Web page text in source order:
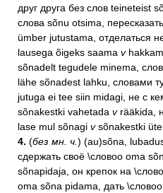
друг друга без слов teineteist
слова sõnu otsima,
ümber jutustama, отделаться
lausega õigeks saama v
sõnadelt tegudele minema,
lähe sõnadest lahku, словами
jutuga ei tee siin midagi, не с
sõnakestki vahetada vrääkida,
lase mul sõnagi vsõnakestki
4. (бeз мн. ч. ) (au)sõna,
сдержать своё \словоо oma
sõnapidaja, он крепок на
oma sõna pidama, дать